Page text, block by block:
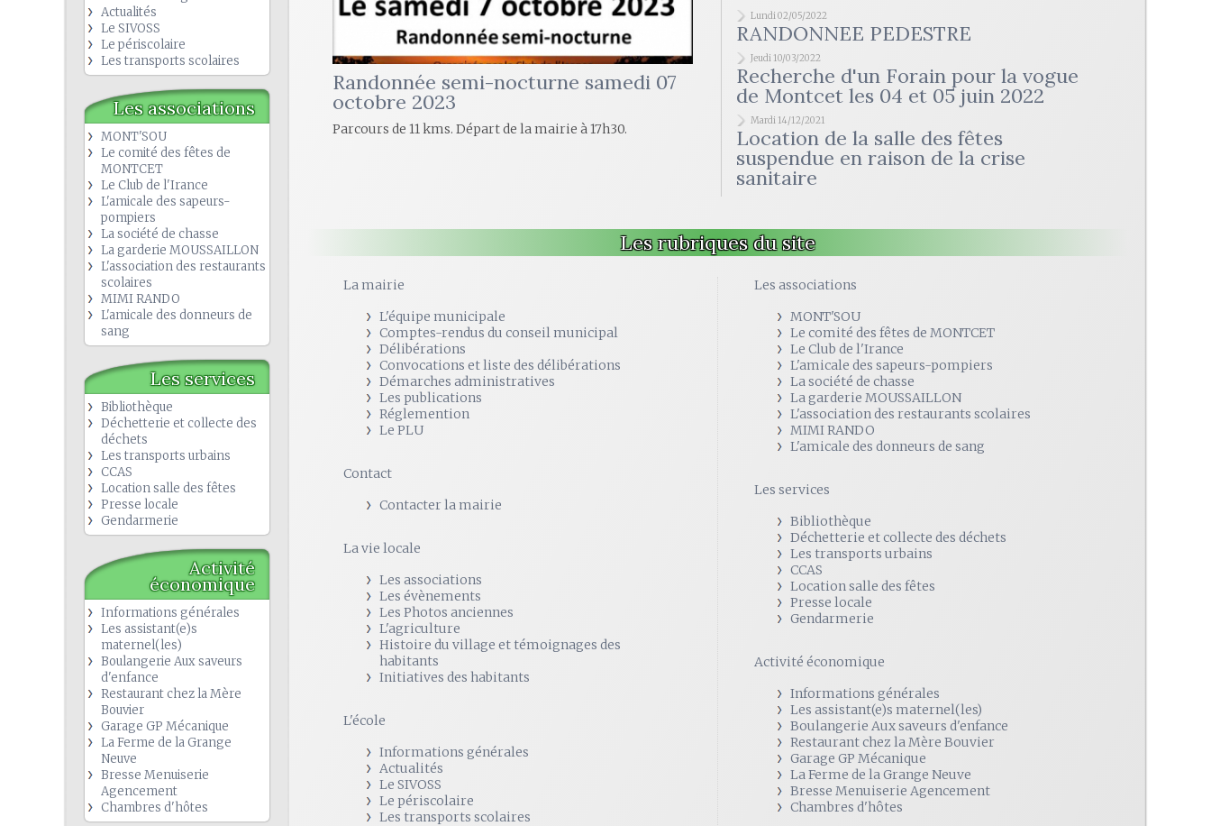
Actualités
Le SIVOSS
Le périscolaire
Les transports scolaires
Les associations
MONT'SOU
Le comité des fêtes de
MONTCET
Le Club de l'Irance
L'amicale des sapeurs-
pompiers
La société de chasse
La garderie MOUSSAILLON
L'association des restaurants
scolaires
MIMI RANDO
L'amicale des donneurs de
sang
Les services
Bibliothèque
Déchetterie et collecte des
déchets
Les transports urbains
CCAS
Location salle des fêtes
Presse locale
Gendarmerie
Activité
économique
Informations générales
Les assistant(e)s
maternel(les)
Boulangerie Aux saveurs
d'enfance
Restaurant chez la Mère
Bouvier
Garage GP Mécanique
La Ferme de la Grange
Neuve
Bresse Menuiserie
Agencement
Chambres d'hôtes
Randonnée semi-nocturne samedi 07
octobre 2023
Parcours de 11 kms. Départ de la mairie à 17h30.
Lundi 02/05/2022
RANDONNEE PEDESTRE
Jeudi 10/03/2022
Recherche d'un Forain pour la vogue
de Montcet les 04 et 05 juin 2022
Mardi 14/12/2021
Location de la salle des fêtes
suspendue en raison de la crise
sanitaire
Les rubriques du site
La mairie
L'équipe municipale
Comptes-rendus du conseil municipal
Délibérations
Convocations et liste des délibérations
Démarches administratives
Les publications
Réglemention
Le PLU
Contact
Contacter la mairie
La vie locale
Les associations
Les évènements
Les Photos anciennes
L'agriculture
Histoire du village et témoignages des
habitants
Initiatives des habitants
L'école
Informations générales
Actualités
Le SIVOSS
Le périscolaire
Les transports scolaires
Les associations
MONT'SOU
Le comité des fêtes de MONTCET
Le Club de l'Irance
L'amicale des sapeurs-pompiers
La société de chasse
La garderie MOUSSAILLON
L'association des restaurants scolaires
MIMI RANDO
L'amicale des donneurs de sang
Les services
Bibliothèque
Déchetterie et collecte des déchets
Les transports urbains
CCAS
Location salle des fêtes
Presse locale
Gendarmerie
Activité économique
Informations générales
Les assistant(e)s maternel(les)
Boulangerie Aux saveurs d'enfance
Restaurant chez la Mère Bouvier
Garage GP Mécanique
La Ferme de la Grange Neuve
Bresse Menuiserie Agencement
Chambres d'hôtes